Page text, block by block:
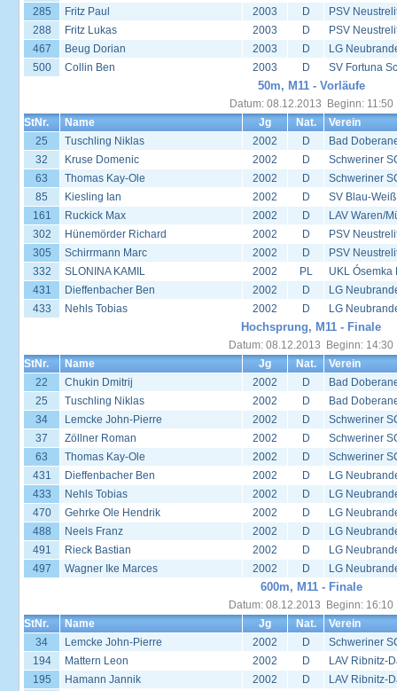
285
Fritz Paul 2003 D
PSV
288
Fritz Lukas 2003 D
PSV
467
Beug Dorian 2003 D
LG
500
Collin Ben 2003 D SV Fortuna
50m, M11 - Vorläufe
Datum: 08.12.2013 Beginn: 11:50
StNr.
Name Jg Nat.
Verein
25
Tuschling Niklas 2002 D
Bad
32
Kruse Domenic 2002 D
Schweriner
63
Thomas Kay-Ole 2002 D
Schweriner
85
Kiesling Ian 2002 D
SV Blau-
161
Ruckick Max 2002 D
LAV Waren/
302
Hünemörder Richard 2002 D
PSV
305
Schirrmann Marc 2002 D
PSV
332
SLONINA KAMIL 2002 PL
UKL Ósemka
431
Dieffenbacher Ben 2002 D
LG
433
Nehls Tobias 2002 D LG
Hochsprung, M11 - Finale
Datum: 08.12.2013 Beginn: 14:30
StNr.
Name Jg Nat.
Verein
22
Chukin Dmitrij 2002 D
Bad
25
Tuschling Niklas 2002 D
Bad
34
Lemcke John-Pierre 2002 D
Schweriner
37
Zöllner Roman 2002 D
Schweriner
63
Thomas Kay-Ole 2002 D
Schweriner
431
Dieffenbacher Ben 2002 D
LG
433
Nehls Tobias 2002 D
LG
470
Gehrke Ole Hendrik 2002 D
LG
488
Neels Franz 2002 D
LG
491
Rieck Bastian 2002 D
LG
497
Wagner Ike Marces 2002 D LG
600m, M11 - Finale
Datum: 08.12.2013 Beginn: 16:10
StNr.
Name Jg Nat.
Verein
34
Lemcke John-Pierre 2002 D
Schweriner
194
Mattern Leon 2002 D
LAV Ribnitz-
195
Hamann Jannik 2002 D
LAV Ribnitz-